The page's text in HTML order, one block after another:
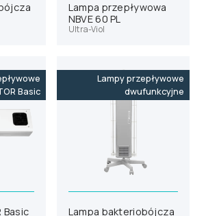
Lampa przepływowa
NBVE 60 PL
Ultra-Viol
Basic
Basic
Lampy przepływowe
dwufunkcyjne
Lampa bakteriobójcza